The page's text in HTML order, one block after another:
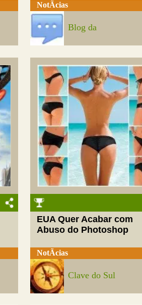
NotÃ­cias
Blog da
EUA Quer Acabar com
Abuso do Photoshop
NotÃ­cias
Clave do Sul